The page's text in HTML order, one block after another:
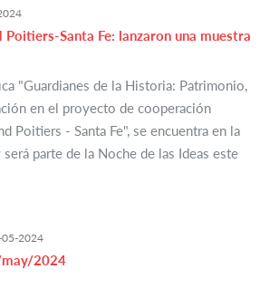
Santa Fe: lanzaron una muestra
"Guardianes de la Historia: Patrimonio,
en el proyecto de cooperación
Poitiers - Santa Fe", se encuentra en la
parte de la Noche de las Ideas este
05-2024
2024